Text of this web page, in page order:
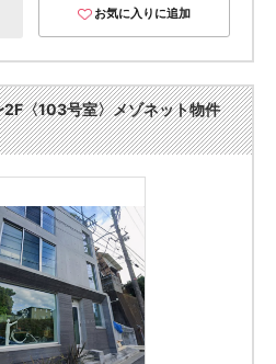
お気に入りに追加
2F〈103号室〉メゾネット物件